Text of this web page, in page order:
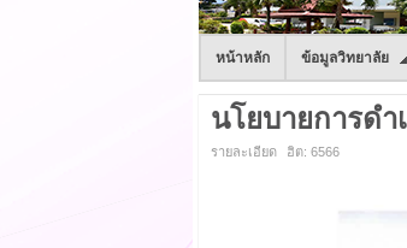
หน้าหลัก ข้อมูลวิทยาลัย
นโยบายการดำ
รายละเอียด ฮิต: 6566